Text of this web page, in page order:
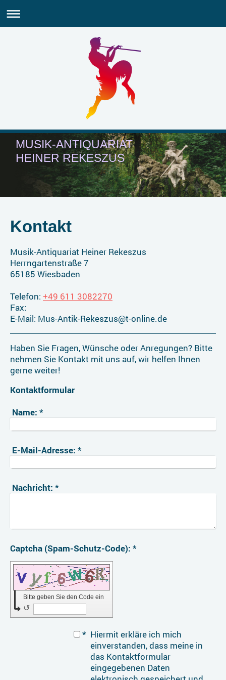
MUSIK-ANTIQUARIAT
HEINER REKESZUS
Kontakt
Musik-Antiquariat Heiner Rekeszus
Herrngartenstraße7
65185 Wiesbaden
Telefon: +49 611 3082270
Fax:
E-Mail: Mus-Antik-Rekeszus@t-online.de
Haben Sie Fragen, Wünsche oder Anregungen? Bitte
nehmen Sie Kontakt mit uns auf, wir helfen Ihnen
gerne weiter!
Kontaktformular
Name: *
E-Mail-Adresse: *
Nachricht: *
Captcha (Spam-Schutz-Code): *
Bitte geben Sie den Code ein
↺
* Hiermit erkläre ich mich
einverstanden, dass meine in
das Kontaktformular
eingegebenen Daten